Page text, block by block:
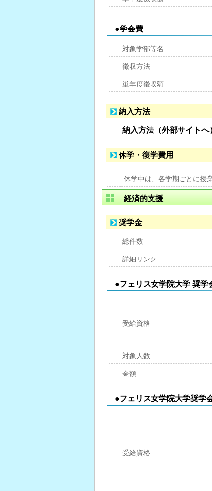
●学会費
対象学部等名
徴収方法
単年度徴収額
納入方法
納入方法（外部サイトへ
休学・復学費用
休学中は、各学期ごとに授
経済的支援
奨学金
総件数
詳細リンク
●フェリス女学院大学 奨学
受給資格
対象人数
金額
●フェリス女学院大学奨学
受給資格